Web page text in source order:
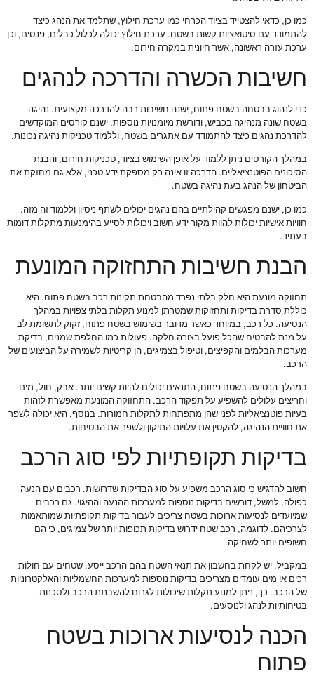
כמו כן, כדאי להצטייד בציוד הכרחי כמו ערכת חילוץ, שתלמד את הנהג כיצד
להתמודד עם סיטואציות קשות בשטח. ערכת חילוץ יכולה לכלול כבלים, פנסים, וכן
ערכת עזרה ראשונה, אשר חיונית במקרה חירום.
חשיבות הכשרה והדרכה לנהגים
כדי לנהוג בבטחה בשטח פתוח, ישנה חשיבות רבה להדרכה מקצועית. נהיגה
בשטח שונה מנהיגה בכביש, ודורשת מיומנויות נוספות. ישנם קורסים המוקדשים
להדרכת נהגים כיצד להתמודד עם אתגרים בשטח, וללמוד טכניקות נהיגה נכונות.
במהלך הקורסים ניתן ללמוד על אופן השימוש בציוד, טכניקות חירום, והבנת
הסיכונים הפוטנציאליים. הדרכה זו אינה רק מספקת ידע טכני, אלא גם מחזקת את
הביטחון של הנהג בעת נהיגה בשטח.
כמו כן, ישנם מפגשים קהילתיים בהם נהגים יכולים לשתף ניסיון וללמוד זה מזה.
חוויות אישיות יכולות להוות מקור ידע חשוב ויכולות לסייע בהימנעות מתקלות דומות
בעתיד.
הבנת חשיבות התחזוקה המונעת
תחזוקה מונעת היא חלק בלתי נפרד מהבטחת תקינות רכב בשטח פתוח. היא
כוללת סדרת בדיקות ותחזוקות שמטרתן למנוע תקלות בלתי צפויות במהלך
הנסיעה. כל רכב, במיוחד כאשר מדובר בשימוש בשטח פתוח, זקוק לתשומת לב
על מנת להבטיח שהכל פועל בצורה חלקה. פעולות כמו החלפת שמנים, בדיקת
מערכות הבלמים והקפיצים, וטיפול בצמיגים, הן קריטיות לשמירה על הביצועים של
הרכב.
במהלך הנסיעה בשטח פתוח, התנאים יכולים להיות קשים יותר. אבק, חול, מים
וחריצים עלולים להשפיע על תפקוד הרכב. התחזוקה המונעת מאפשרת לזהות
בעיות פוטנציאליות לפני שהן מתפתחות לתקלות חמורות. בנוסף, היא יכולה לשפר
את חוויית הנהיגה, להקטין את עלויות התיקון ולשפר את הבטיחות.
בדיקות תקופתיות לפי סוג הרכב
חשוב להדגיש כי סוג הרכב משפיע על סוג הבדיקות שדרושות. רכבים עם הנעה
כפולה, למשל, דורשים בדיקות נוספות למערכות ההנעה וההיגוי. גם רכבים
שמיועדים לנסיעות ארוכות בשטח צריכים לעבור בדיקות תקופתיות שמותאמות
לצרכיהם. לדוגמה, רכב שטח ידרוש בדיקות תכופות יותר של צמיגים, כי הם
חשופים יותר לשחיקה.
במקביל, יש לקחת בחשבון את תנאי השטח בהם הרכב ייסע. שטחים עם חולות
רכים או מים עומדים מצריכים בדיקות נוספות למערכות החשמליות והאלקטרוניות
של הרכב. כך, ניתן למנוע תקלות שיכולות לגרום להשבתת הרכב ולסכנות
בטיחותיות לנהג ולנוסעים.
הכנה לנסיעות ארוכות בשטח
פתוח